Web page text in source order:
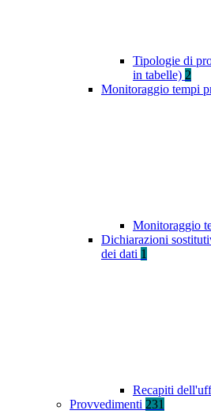
Tipologie di
in tabelle) 2
Monitoraggio tempi
Monitoraggio
Dichiarazioni
dei dati 1
Recapiti
Provvedimenti 231